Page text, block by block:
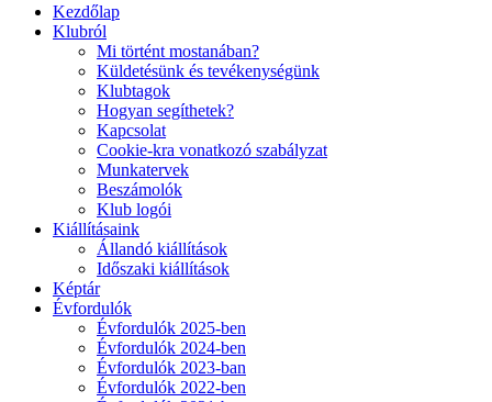
Kezdőlap
Klubról
Mi történt mostanában?
Küldetésünk és tevékenységünk
Klubtagok
Hogyan segíthetek?
Kapcsolat
Cookie-kra vonatkozó szabályzat
Munkatervek
Beszámolók
Klub logói
Kiállításaink
Állandó kiállítások
Időszaki kiállítások
Képtár
Évfordulók
Évfordulók 2025-ben
Évfordulók 2024-ben
Évfordulók 2023-ban
Évfordulók 2022-ben